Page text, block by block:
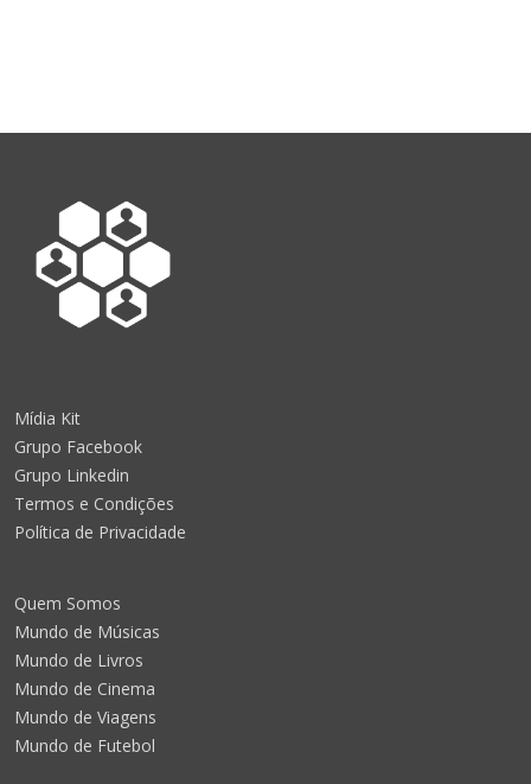
Mídia Kit
Grupo Facebook
Grupo Linkedin
Termos e Condições
Política de Privacidade
Quem Somos
Mundo de Músicas
Mundo de Livros
Mundo de Cinema
Mundo de Viagens
Mundo de Futebol